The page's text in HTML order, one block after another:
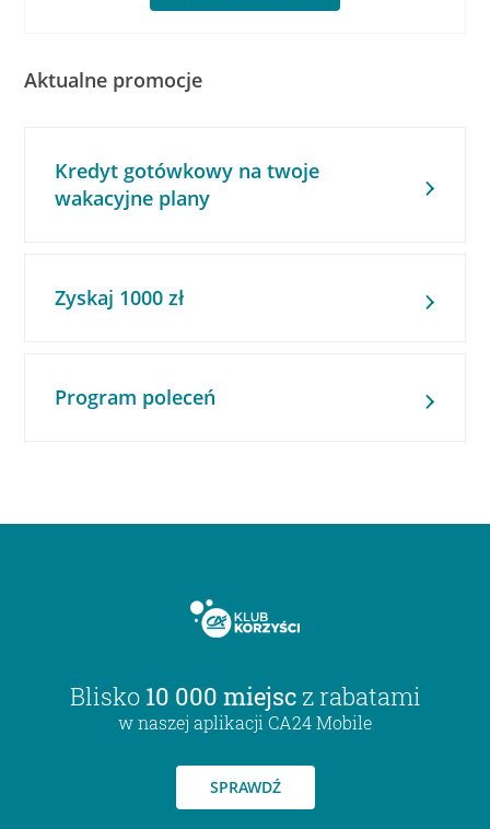
Aktualne promocje
Kredyt gotówkowy na twoje
wakacyjne plany
Zyskaj 1000 zł
Program poleceń
Blisko 10 000 miejsc z rabatami
w naszej aplikacji CA24 Mobile
SPRAWDŹ